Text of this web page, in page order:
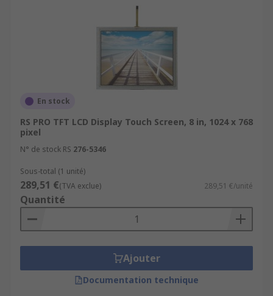
En stock
RS PRO TFT LCD Display Touch Screen, 8 in, 1024 x 768
pixel
N° de stock RS 276-5346
Sous-total (1 unité)
289,51 €(TVA exclue) 289,51 €/unité
Quantité
Ajouter
Documentation technique